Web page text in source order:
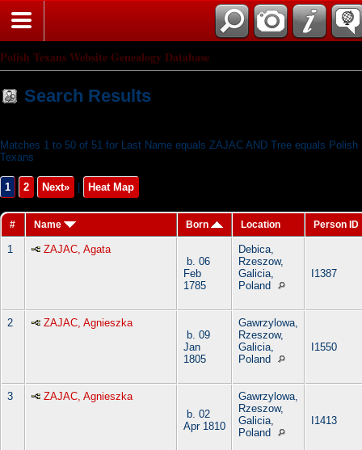
Polish Texans Website Genealogy Database
Search Results
Matches 1 to 50 of 51 for Last Name equals ZAJAC AND Tree equals Polish
Texans
1 2 Next» Heat Map
# Name Born Location Person ID
1
ZAJAC, Agata
b. 06
Feb
1785
Debica,
Rzeszow,
Galicia,
Poland
I1387
2
ZAJAC, Agnieszka
b. 09
Jan
1805
Gawrzylowa,
Rzeszow,
Galicia,
Poland
I1550
3
ZAJAC, Agnieszka
b. 02
Apr 1810
Gawrzylowa,
Rzeszow,
Galicia,
Poland
I1413